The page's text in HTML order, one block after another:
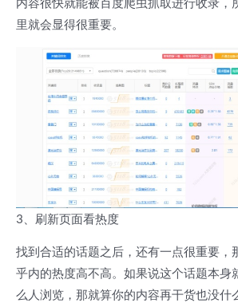
内容很快就能被百度爬虫抓取进行收录，
里就会显得很重要。
3、刷新页面看热度
找到合适的话题之后，还有一点很重要，
乎内的热度高不高。如果说这个话题本身
么人浏览，那就算你的内容再干货也没什